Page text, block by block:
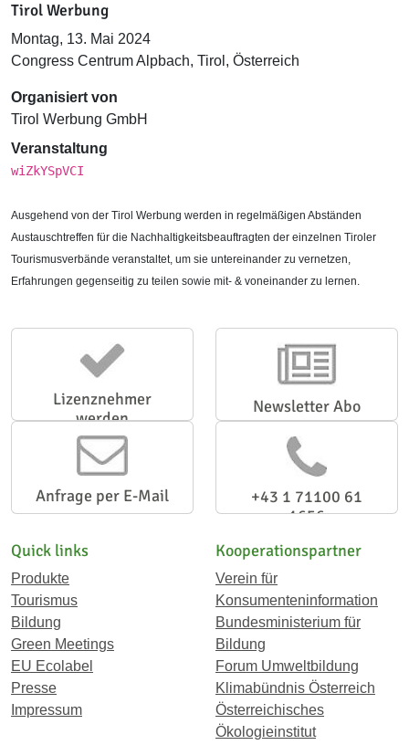
Tirol Werbung
Montag, 13. Mai 2024
Congress Centrum Alpbach, Tirol, Österreich
Organisiert von
Tirol Werbung GmbH
Veranstaltung
wiZkYSpVCI
Ausgehend von der Tirol Werbung werden in regelmäßigen Abständen
Austauschtreffen für die Nachhaltigkeitsbeauftragten der einzelnen Tiroler
Tourismusverbände veranstaltet, um sie untereinander zu vernetzen,
Erfahrungen gegenseitig zu teilen sowie mit- & voneinander zu lernen.
Lizenznehmer
werden
Newsletter Abo
Anfrage per E-Mail
+43 1 71100 61
1656
Quick links
Produkte
Tourismus
Bildung
Green Meetings
EU Ecolabel
Presse
Impressum
Kooperationspartner
Verein für
Konsumenteninformation
Bundesministerium für
Bildung
Forum Umweltbildung
Klimabündnis Österreich
Österreichisches
Ökologieinstitut